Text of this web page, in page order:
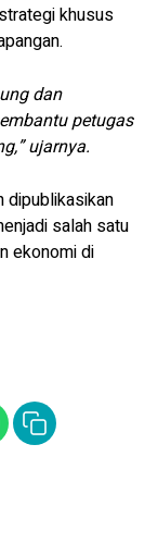
khusus
dan
petugas
ujarnya.
dipublikasikan
salah satu
ekonomi di